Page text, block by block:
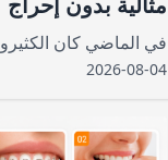
2026-08-04